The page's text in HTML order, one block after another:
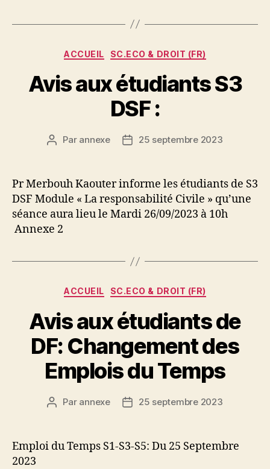
Catégories
ACCUEIL SC.ECO & DROIT (FR)
Avis aux étudiants S3
DSF :
Auteur
Par annexe
Date25 septembre 2023
Pr Merbouh Kaouter informe les étudiants de S3
DSF Module « La responsabilité Civile » qu’une
séance aura lieu le Mardi 26/09/2023 à 10h
Annexe 2
Catégories
ACCUEIL SC.ECO & DROIT (FR)
Avis aux étudiants de
DF: Changement des
Emplois du Temps
Auteur
Par annexe
Date25 septembre 2023
Emploi du Temps S1-S3-S5: Du 25 Septembre
2023